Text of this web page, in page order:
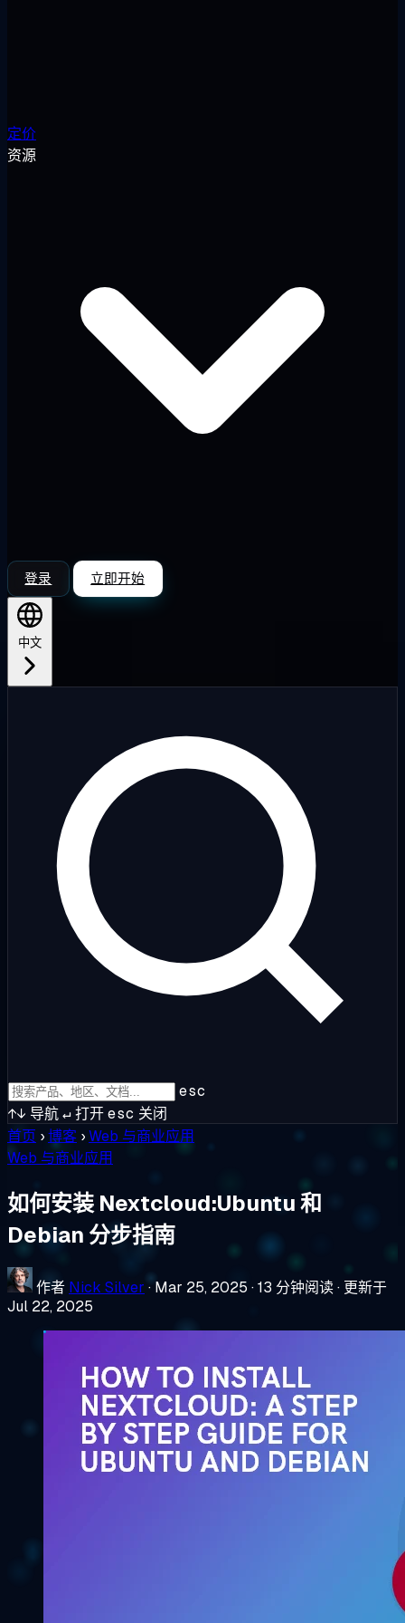
定价
资源
登录 立即开始
中文
esc
↑↓ 导航↵打开esc 关闭
首页 ›博客 ›Web 与商业应用
Web 与商业应用
如何安装 Nextcloud:Ubuntu 和
Debian 分步指南
作者 Nick Silver · Mar 25, 2025 ·13 分钟阅读· 更新于
Jul 22, 2025